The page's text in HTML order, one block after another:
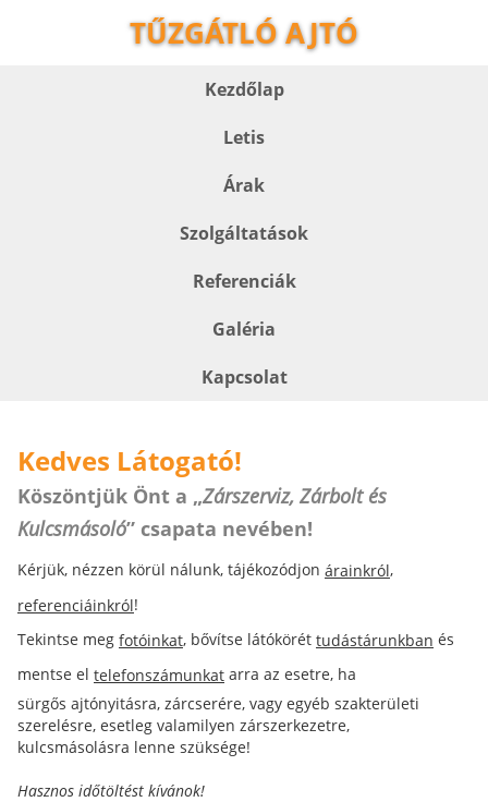
TŰZGÁTLÓ AJTÓ
Kezdőlap
Letis
Árak
Szolgáltatások
Referenciák
Galéria
Kapcsolat
Kedves Látogató!
Köszöntjük Önt a „Zárszerviz, Zárbolt és
Kulcsmásoló” csapata nevében!
Kérjük, nézzen körül nálunk, tájékozódjon árainkról,
referenciáinkról!
Tekintse meg fotóinkat, bővítse látókörét tudástárunkban és
mentse el telefonszámunkat arra az esetre, ha
sürgős ajtónyitásra, zárcserére, vagy egyéb szakterületi
szerelésre, esetleg valamilyen zárszerkezetre,
kulcsmásolásra lenne szüksége!
Hasznos időtöltést kívánok!